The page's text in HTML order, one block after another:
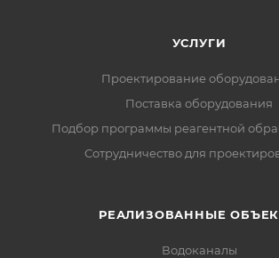
УСЛУГИ
Проектирование
Поставка оборудования
Подбор программы реагентной
Сотрудничество для
РЕАЛИЗОВАННЫЕ
Водоканалы